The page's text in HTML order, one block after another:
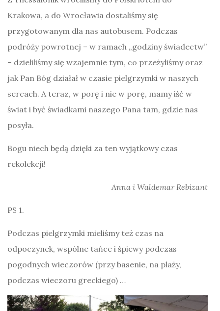
Krakowa, a do Wrocławia dostaliśmy się
przygotowanym dla nas autobusem. Podczas
podróży powrotnej – w ramach „godziny świadectw”
– dzieliliśmy się wzajemnie tym, co przeżyliśmy oraz
jak Pan Bóg działał w czasie pielgrzymki w naszych
sercach. A teraz, w porę i nie w porę, mamy iść w
świat i być świadkami naszego Pana tam, gdzie nas
posyła.
Bogu niech będą dzięki za ten wyjątkowy czas
rekolekcji!
Anna i Waldemar Rebizant
PS 1.
Podczas pielgrzymki mieliśmy też czas na
odpoczynek, wspólne tańce i śpiewy podczas
pogodnych wieczorów (przy basenie, na plaży,
podczas wieczoru greckiego) …